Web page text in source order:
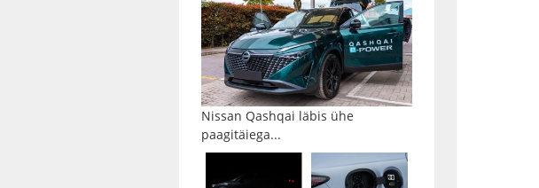
Nissan Qashqai läbis ühe
paagitäiega...